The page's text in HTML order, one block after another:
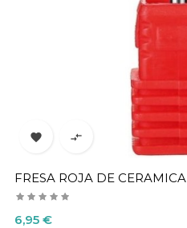
 
FRESA ROJA DE CERAMICA
Precio
6,95 €